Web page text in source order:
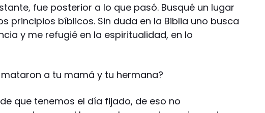
fue posterior a lo que pasó. Busqué un lugar
principios bíblicos. Sin duda en la Biblia uno busca
y me refugié en la espiritualidad, en lo
a tu mamá y tu hermana?
que tenemos el día fijado, de eso no